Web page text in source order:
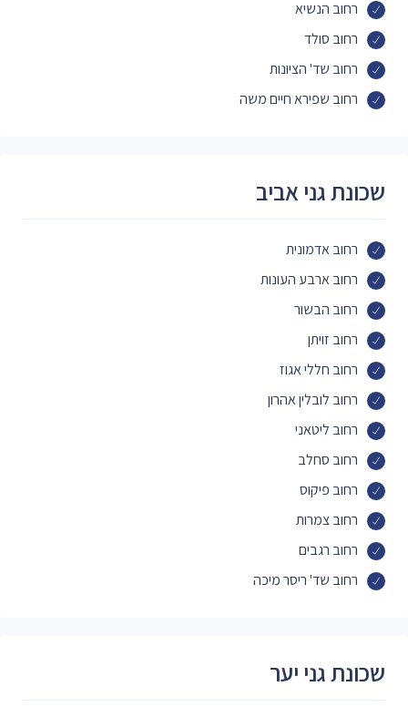
רחוב הנשיא
רחוב סולד
רחוב שד' הציונות
רחוב שפירא חיים משה
שכונת גני אביב
רחוב אדמונית
רחוב ארבע העונות
רחוב הבשור
רחוב זויתן
רחוב חללי אגוז
רחוב לובלין אהרון
רחוב ליטאני
רחוב סחלב
רחוב פיקוס
רחוב צמרות
רחוב רגבים
רחוב שד' ריסר מיכה
שכונת גני יער